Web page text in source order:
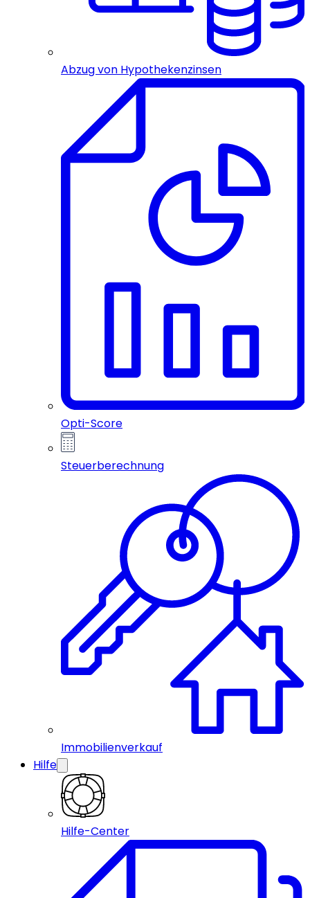
Abzug von Hypothekenzinsen
Opti-Score
Steuerberechnung
Immobilienverkauf
Hilfe
Hilfe-Center